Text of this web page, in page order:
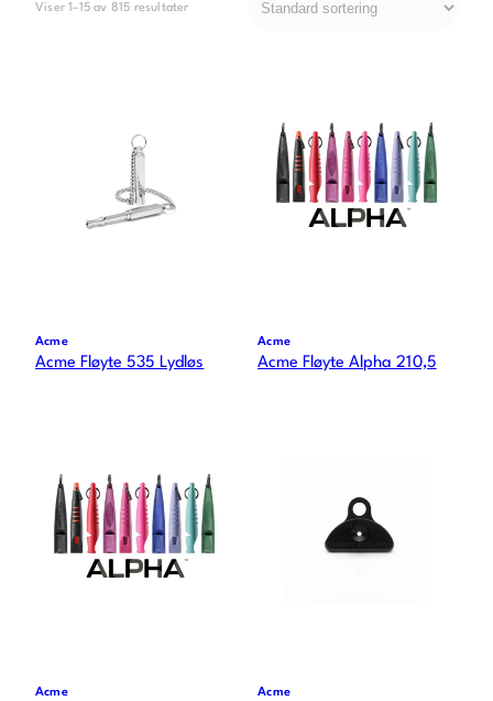
Viser 1–15 av 815 resultater
Acme
Acme Fløyte 535 Lydløs
Acme
Acme Fløyte Alpha 210,5
Acme Acme